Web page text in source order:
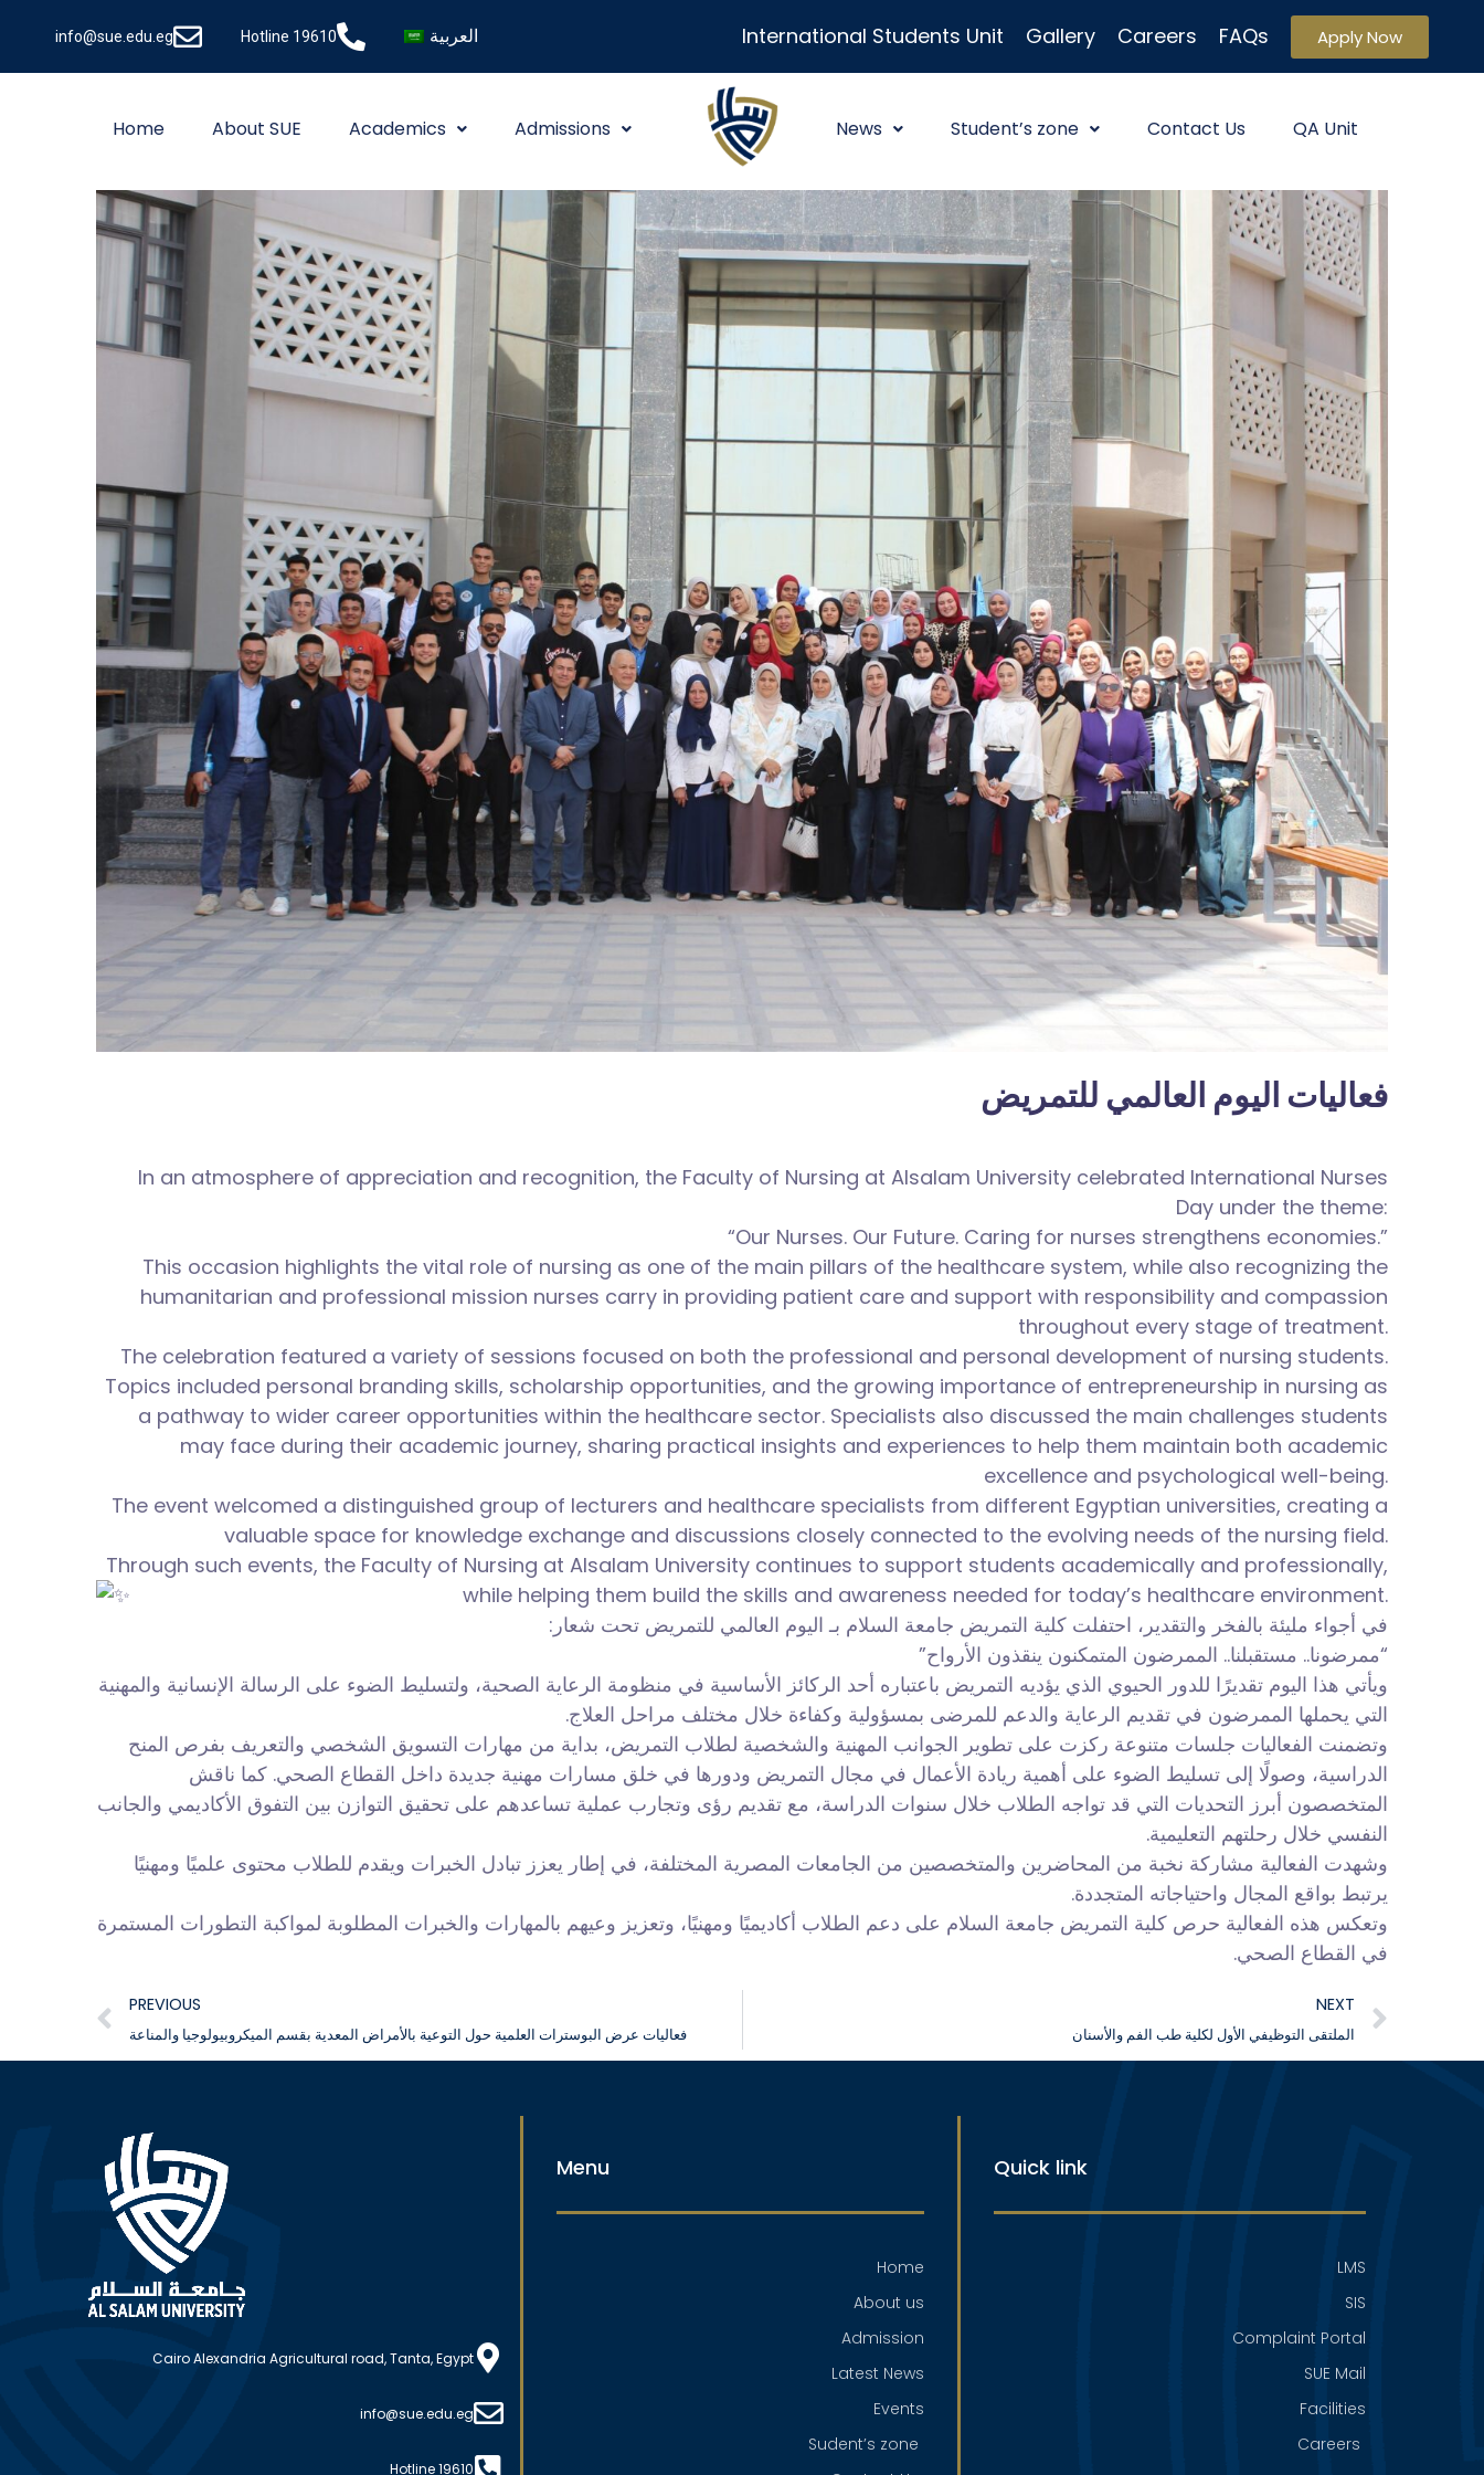
info@sue.edu.eg Hotline 19610 العربية International Students Unit Gallery Careers FAQs Apply Now
Home About SUE Academics Admissions News Student’s zone Contact Us QA Unit
فعاليات اليوم العالمي للتمريض
In an atmosphere of appreciation and recognition, the Faculty of Nursing at Alsalam University celebrated International Nurses
Day under the theme:
“Our Nurses. Our Future. Caring for nurses strengthens economies.”
This occasion highlights the vital role of nursing as one of the main pillars of the healthcare system, while also recognizing the
humanitarian and professional mission nurses carry in providing patient care and support with responsibility and compassion
throughout every stage of treatment.
The celebration featured a variety of sessions focused on both the professional and personal development of nursing students.
Topics included personal branding skills, scholarship opportunities, and the growing importance of entrepreneurship in nursing as
a pathway to wider career opportunities within the healthcare sector. Specialists also discussed the main challenges students
may face during their academic journey, sharing practical insights and experiences to help them maintain both academic
excellence and psychological well-being.
The event welcomed a distinguished group of lecturers and healthcare specialists from different Egyptian universities, creating a
valuable space for knowledge exchange and discussions closely connected to the evolving needs of the nursing field.
Through such events, the Faculty of Nursing at Alsalam University continues to support students academically and professionally,
while helping them build the skills and awareness needed for today’s healthcare environment.
في أجواء مليئة بالفخر والتقدير، احتفلت كلية التمريض جامعة السلام بـ اليوم العالمي للتمريض تحت شعار:
“ممرضونا.. مستقبلنا.. الممرضون المتمكنون ينقذون الأرواح”
ويأتي هذا اليوم تقديرًا للدور الحيوي الذي يؤديه التمريض باعتباره أحد الركائز الأساسية في منظومة الرعاية الصحية، ولتسليط الضوء على الرسالة الإنسانية والمهنية
التي يحملها الممرضون في تقديم الرعاية والدعم للمرضى بمسؤولية وكفاءة خلال مختلف مراحل العلاج.
وتضمنت الفعاليات جلسات متنوعة ركزت على تطوير الجوانب المهنية والشخصية لطلاب التمريض، بداية من مهارات التسويق الشخصي والتعريف بفرص المنح
الدراسية، وصولًا إلى تسليط الضوء على أهمية ريادة الأعمال في مجال التمريض ودورها في خلق مسارات مهنية جديدة داخل القطاع الصحي. كما ناقش
المتخصصون أبرز التحديات التي قد تواجه الطلاب خلال سنوات الدراسة، مع تقديم رؤى وتجارب عملية تساعدهم على تحقيق التوازن بين التفوق الأكاديمي والجانب
النفسي خلال رحلتهم التعليمية.
وشهدت الفعالية مشاركة نخبة من المحاضرين والمتخصصين من الجامعات المصرية المختلفة، في إطار يعزز تبادل الخبرات ويقدم للطلاب محتوى علميًا ومهنيًا
يرتبط بواقع المجال واحتياجاته المتجددة.
وتعكس هذه الفعالية حرص كلية التمريض جامعة السلام على دعم الطلاب أكاديميًا ومهنيًا، وتعزيز وعيهم بالمهارات والخبرات المطلوبة لمواكبة التطورات المستمرة
في القطاع الصحي.
PREVIOUS
فعاليات عرض البوسترات العلمية حول التوعية بالأمراض المعدية بقسم الميكروبيولوجيا والمناعة
NEXT
الملتقى التوظيفي الأول لكلية طب الفم والأسنان
Cairo Alexandria Agricultural road, Tanta, Egypt
info@sue.edu.eg
Hotline 19610
Menu
Home
About us
Admission
Latest News
Events
Sudent’s zone
Quick link
LMS
SIS
Complaint Portal
SUE Mail
Facilities
Careers